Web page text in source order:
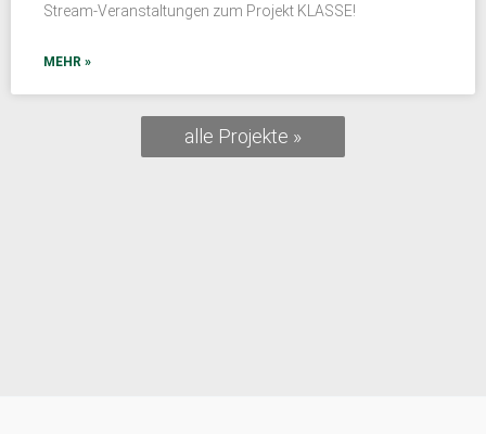
Stream-Veranstaltungen zum Projekt KLASSE!
MEHR »
alle Projekte »